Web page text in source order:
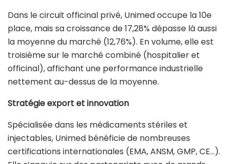
Dans le circuit officinal privé, Unimed occupe la 10e
place, mais sa croissance de 17,28% dépasse là aussi
la moyenne du marché (12,76%). En volume, elle est
troisième sur le marché combiné (hospitalier et
officinal), affichant une performance industrielle
nettement au-dessus de la moyenne.
Stratégie export et innovation
Spécialisée dans les médicaments stériles et
injectables, Unimed bénéficie de nombreuses
certifications internationales (EMA, ANSM, GMP, CE…).